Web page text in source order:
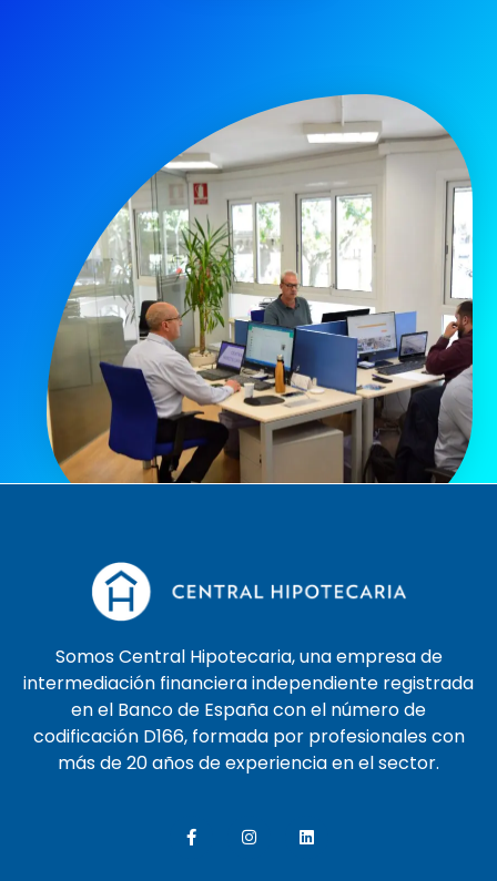
Somos Central Hipotecaria, una empresa de
intermediación financiera independiente registrada
en el Banco de España con el número de
codificación D166, formada por profesionales con
más de 20 años de experiencia en el sector.